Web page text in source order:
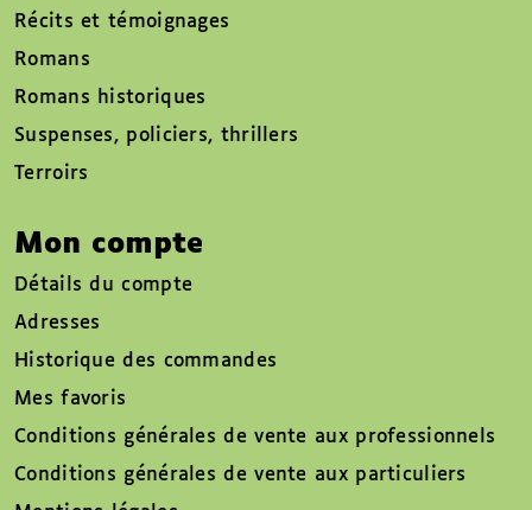
Récits et témoignages
Romans
Romans historiques
Suspenses, policiers, thrillers
Terroirs
Mon compte
Détails du compte
Adresses
Historique des commandes
Mes favoris
Conditions générales de vente aux professionnels
Conditions générales de vente aux particuliers